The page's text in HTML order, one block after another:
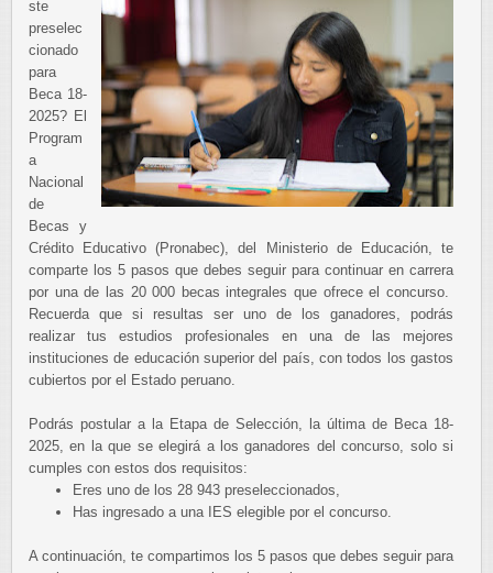
ste
preselec
cionado
para
Beca 18-
2025? El
Program
a
Nacional
de
Becas y
Crédito Educativo (Pronabec), del Ministerio de Educación, te
comparte los 5 pasos que debes seguir para continuar en carrera
por una de las 20 000 becas integrales que ofrece el concurso.
Recuerda que si resultas ser uno de los ganadores, podrás
realizar tus estudios profesionales en una de las mejores
instituciones de educación superior del país, con todos los gastos
cubiertos por el Estado peruano.
Podrás postular a la Etapa de Selección, la última de Beca 18-
2025, en la que se elegirá a los ganadores del concurso, solo si
cumples con estos dos requisitos:
Eres uno de los 28 943 preseleccionados,
Has ingresado a una IES elegible por el concurso.
A continuación, te compartimos los 5 pasos que debes seguir para